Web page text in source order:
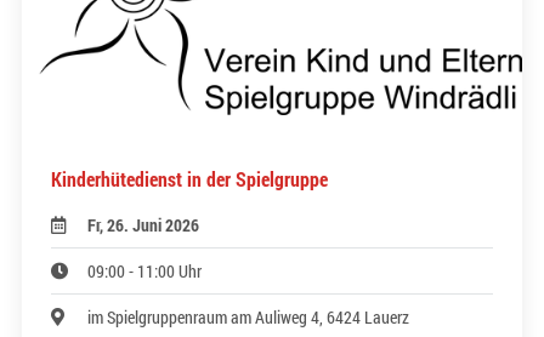
Kinderhütedienst in der Spielgruppe
Fr, 26. Juni 2026
09:00 - 11:00 Uhr
im Spielgruppenraum am Auliweg 4, 6424 Lauerz